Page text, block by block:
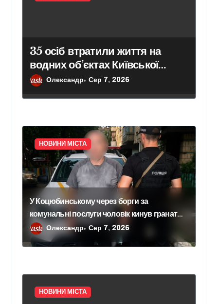
35 осіб втратили життя на
водних об’єктах Київської
області з початку року
Олександр Сер 7, 2026
НОВИНИ МІСТА
У Коцюбинському через борги за
комунальні послуги чоловік кинув гранату в
офіс підприємства
Олександр Сер 7, 2026
НОВИНИ МІСТА